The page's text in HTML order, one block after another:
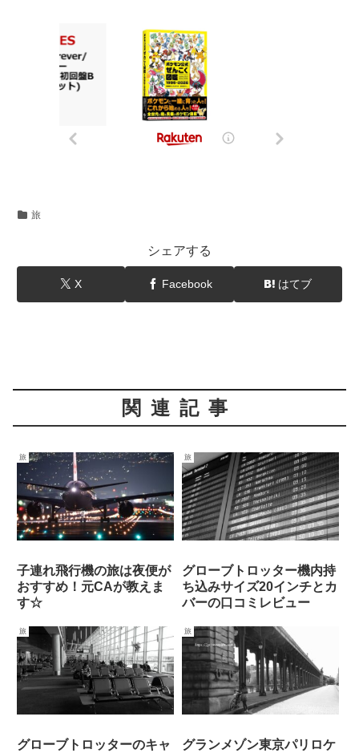
旅
シェアする
X Facebook はてブ
関連記事
旅
子連れ飛行機の旅は夜便が
おすすめ！元CAが教えま
す☆
旅
グローブトロッター機内持
ち込みサイズ20インチとカ
バーの口コミレビュー
旅
グローブトロッターのキャ
旅
グランメゾン東京パリロケ